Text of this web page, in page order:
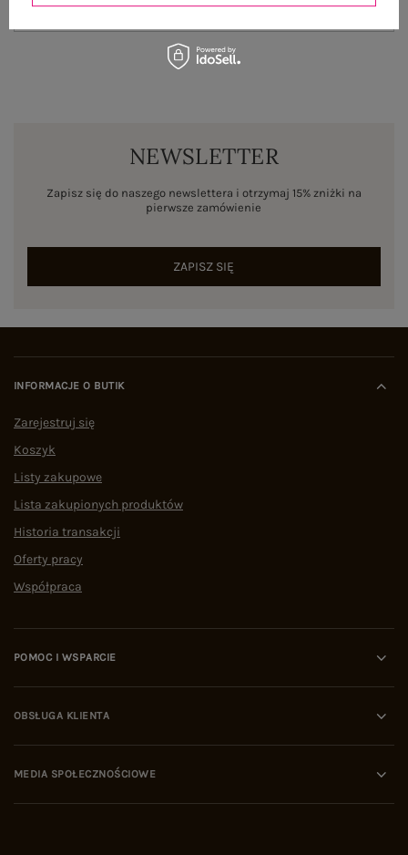
NEWSLETTER
Zapisz się do naszego newslettera i otrzymaj 15% zniżki na
pierwsze zamówienie
ZAPISZ SIĘ
INFORMACJE O BUTIK
Zarejestruj się
Koszyk
Listy zakupowe
Lista zakupionych produktów
Historia transakcji
Oferty pracy
Współpraca
POMOC I WSPARCIE
OBSŁUGA KLIENTA
MEDIA SPOŁECZNOŚCIOWE